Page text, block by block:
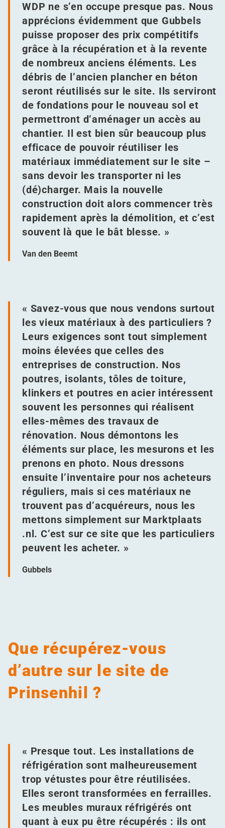
WDP ne s’en occupe presque pas. Nous
apprécions évidemment que Gubbels
puisse proposer des prix compétitifs
grâce à la récupération et à la revente
de nombreux anciens éléments. Les
débris de l’ancien plancher en béton
seront réutilisés sur le site. Ils serviront
de fondations pour le nouveau sol et
permettront d’aménager un accès au
chantier. Il est bien sûr beaucoup plus
efficace de pouvoir réutiliser les
matériaux immédiatement sur le site –
sans devoir les transporter ni les
(dé)charger. Mais la nouvelle
construction doit alors commencer très
rapidement après la démolition, et c’est
souvent là que le bât blesse. »
Van den Beemt
« Savez-vous que nous vendons surtout
les vieux matériaux à des particuliers ?
Leurs exigences sont tout simplement
moins élevées que celles des
entreprises de construction. Nos
poutres, isolants, tôles de toiture,
klinkers et poutres en acier intéressent
souvent les personnes qui réalisent
elles-mêmes des travaux de
rénovation. Nous démontons les
éléments sur place, les mesurons et les
prenons en photo. Nous dressons
ensuite l’inventaire pour nos acheteurs
réguliers, mais si ces matériaux ne
trouvent pas d’acquéreurs, nous les
mettons simplement sur Mark​t​plaats​
.nl. C’est sur ce site que les particuliers
peuvent les acheter. »
Gubbels
Que récupérez-vous
d’autre sur le site de
Prinsenhil ?
« Presque tout. Les installations de
réfrigération sont malheureusement
trop vétustes pour être réutilisées.
Elles seront transformées en ferrailles.
Les meubles muraux réfrigérés ont
quant à eux pu être récupérés : ils ont